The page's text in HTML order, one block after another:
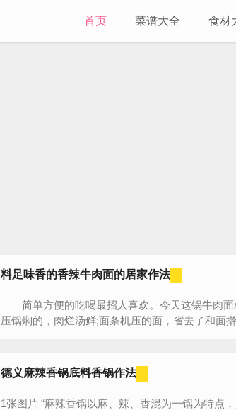
首页 菜谱大全 食材
料足味香的香辣牛肉面的居家作法
简单方便的吃喝最招人喜欢。今天这锅牛肉
压锅焖的，肉烂汤鲜;面条机压的面，省去了和面
德义麻辣香锅底料香锅作法
1张图片 “麻辣香锅以麻、辣、香混为一锅为特点，是巴蜀地区当地百姓的居家作法。虽然麻辣香锅